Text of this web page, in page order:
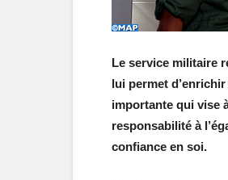
Le service militaire
lui permet
importante qui vise
responsabilité à
confiance en soi.